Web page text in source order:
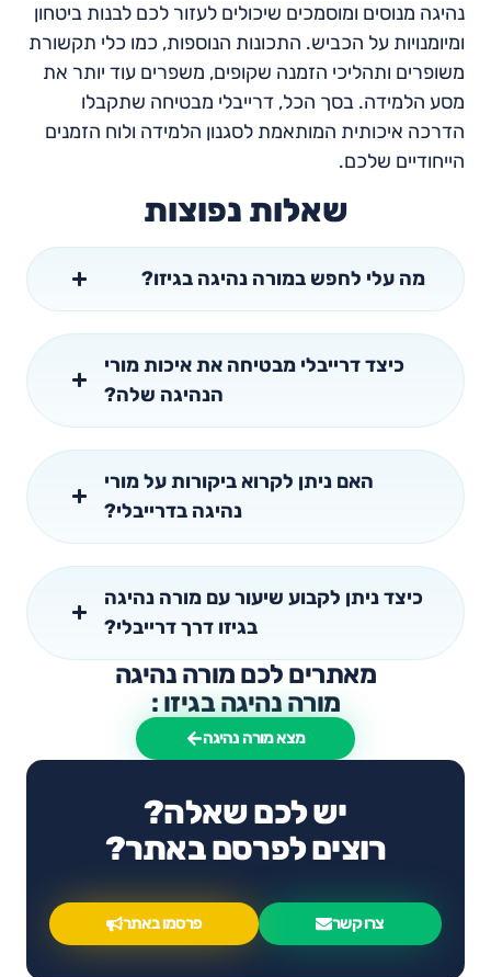
נהיגה מנוסים ומוסמכים שיכולים לעזור לכם לבנות ביטחון
ומיומנויות על הכביש. התכונות הנוספות, כמו כלי תקשורת
משופרים ותהליכי הזמנה שקופים, משפרים עוד יותר את
מסע הלמידה. בסך הכל, דרייבלי מבטיחה שתקבלו
הדרכה איכותית המותאמת לסגנון הלמידה ולוח הזמנים
הייחודיים שלכם.
שאלות נפוצות
מה עלי לחפש במורה נהיגה בגיזו?
כיצד דרייבלי מבטיחה את איכות מורי
הנהיגה שלה?
האם ניתן לקרוא ביקורות על מורי
נהיגה בדרייבלי?
כיצד ניתן לקבוע שיעור עם מורה נהיגה
בגיזו דרך דרייבלי?
מאתרים לכם מורה נהיגה
מורה נהיגה בגיזו :
מצא מורה נהיגה
יש לכם שאלה?
רוצים לפרסם באתר?
צרו קשר פרסמו באתר